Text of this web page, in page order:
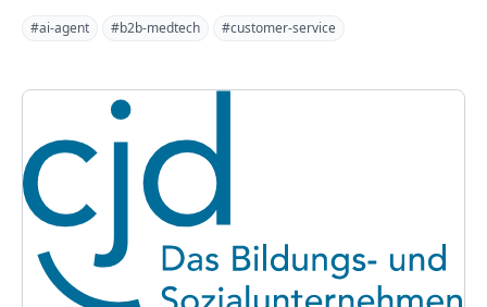
#ai-agent #b2b-medtech #customer-service